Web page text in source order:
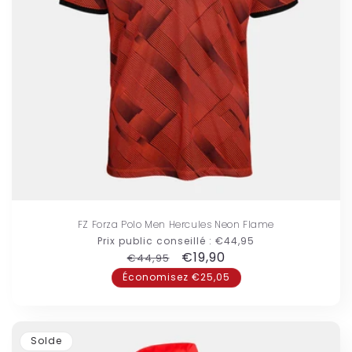
FZ Forza Polo Men Hercules Neon Flame
Prix public conseillé : €44,95
Prix
habituel
€44,95
Prix
promotionnel
€19,90
Économisez €25,05
Solde